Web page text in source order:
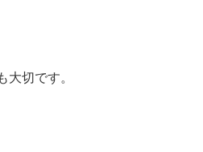
切です。